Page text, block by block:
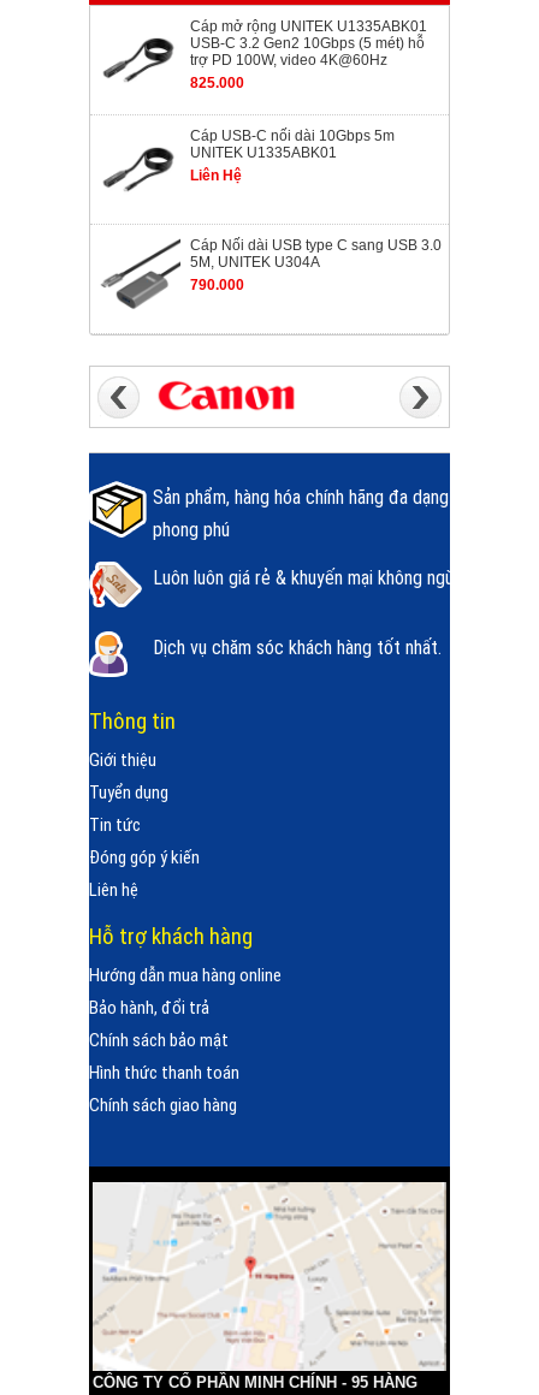
Cáp mở rộng UNITEK U1335ABK01
USB-C 3.2 Gen2 10Gbps (5 mét) hỗ
trợ PD 100W, video 4K@60Hz
825.000
Cáp USB-C nối dài 10Gbps 5m
UNITEK U1335ABK01
Liên Hệ
Cáp Nối dài USB type C sang USB 3.0
5M, UNITEK U304A
790.000
Sản phẩm, hàng hóa chính hãng đa dạng
phong phú
Luôn luôn giá rẻ & khuyến mại không ngừng.
Dịch vụ chăm sóc khách hàng tốt nhất.
Thông tin
Giới thiệu
Tuyển dụng
Tin tức
Đóng góp ý kiến
Liên hệ
Hỗ trợ khách hàng
Hướng dẫn mua hàng online
Bảo hành, đổi trả
Chính sách bảo mật
Hình thức thanh toán
Chính sách giao hàng
CÔNG TY CỔ PHẦN MINH CHÍNH - 95 HÀNG